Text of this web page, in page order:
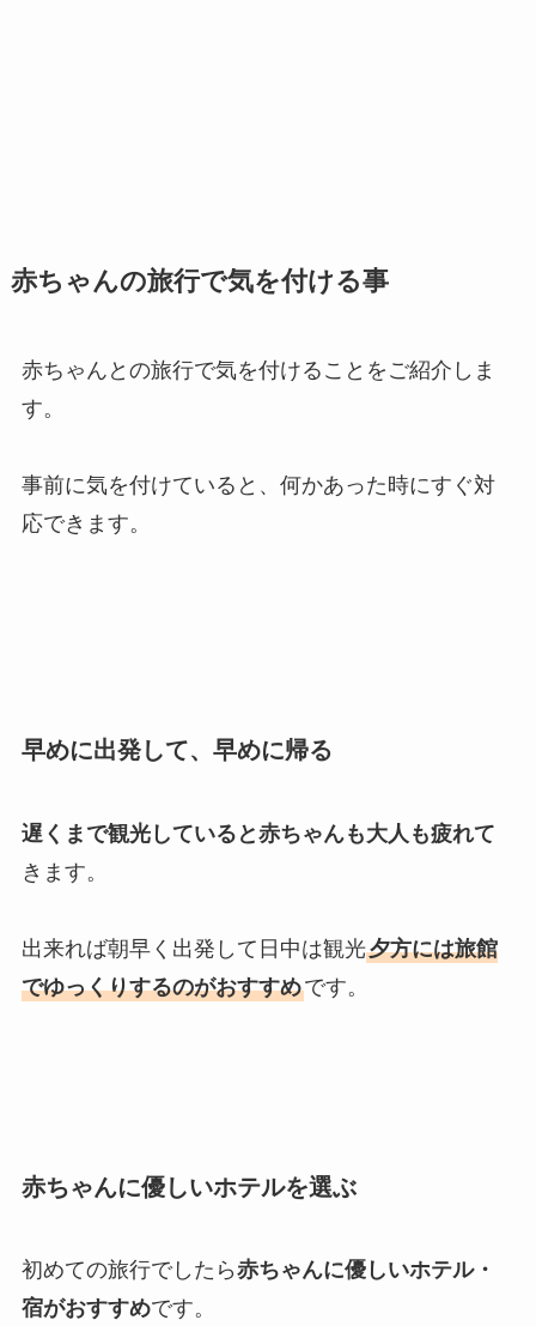
赤ちゃんの旅行で気を付ける事
赤ちゃんとの旅行で気を付けることをご紹介しま
す。
事前に気を付けていると、何かあった時にすぐ対
応できます。
早めに出発して、早めに帰る
遅くまで観光していると赤ちゃんも大人も疲れて
きます。
出来れば朝早く出発して日中は観光夕方には旅館
でゆっくりするのがおすすめです。
赤ちゃんに優しいホテルを選ぶ
初めての旅行でしたら赤ちゃんに優しいホテル・
宿がおすすめです。